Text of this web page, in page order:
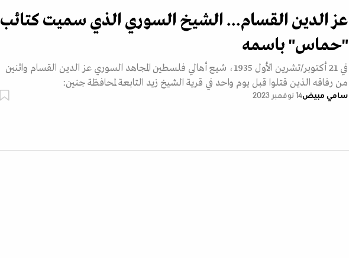
عز الدين القسام... الشيخ السوري الذي سميت كتائب
"حماس" باسمه
في 21 أكتوبر/تشرين الأول 1935، شيع أهالي فلسطين المجاهد السوري عز الدين القسام واثنين
من رفاقه الذين قتلوا قبل يوم واحد في قرية الشيخ زيد التابعة لمحافظة جنين:
سامي مبيض14 نوفمبر 2023